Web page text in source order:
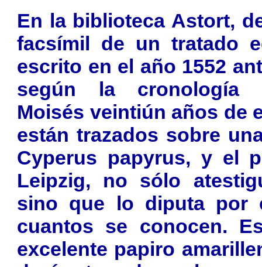
En la biblioteca Astort,
facsímil de un tratado
escrito en el año 1552
según la cronología
Moisés veintiún años de
están trazados sobre
Cyperus papyrus, y el
Leipzig, no sólo
sino que lo diputa por
cuantos se conocen.
excelente papiro